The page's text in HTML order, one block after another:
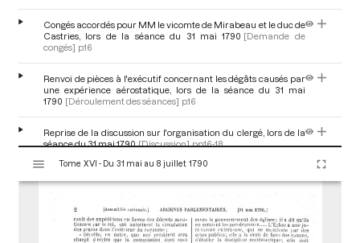
Congés accordés pour MM le vicomte de Mirabeau et le duc de
Castries, lors de la séance du 31 mai 1790 [Demande de
congés] p.16
Renvoi de pièces à l'exécutif concernant les dégâts causés par
une expérience aérostatique, lors de la séance du 31 mai
1790 [Déroulement des séances] p.16
Reprise de la discussion sur l'organisation du clergé, lors de la
séance du 31 mai 1790 [Discussion] pp.16-18
Massieu Jean-Baptiste
Gouttes Jean-Louis
lors de la séance du 31 mai 1790 [Déroulement des
séances] p.18
Regnaud de Saint-Jean d'Angely Michel Louis Etienne
Boussay
s
Tome XVI - Du 31 mai au 8 juillet 1790